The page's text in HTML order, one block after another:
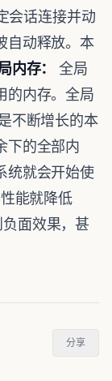
会话连接并动
自动释放。本
内存：
全局
的内存。全局
不断增长的本
下的全部内
统就会开始使
能就降低
面效果，甚
分享